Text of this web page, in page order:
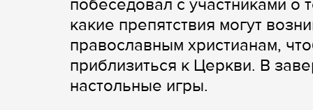
побеседовал с участниками о
какие препятствия могут
православным христианам,
приблизиться к Церкви. В
настольные игры.